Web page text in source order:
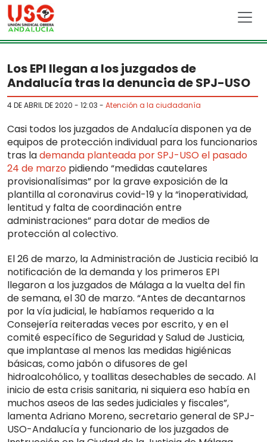
Skip to main content
Los EPI llegan a los juzgados de
Andalucía tras la denuncia de SPJ-USO
4 DE ABRIL DE 2020 - 12:03 - Atención a la ciudadanía
Casi todos los juzgados de Andalucía disponen ya de
equipos de protección individual para los funcionarios
tras lademanda planteada por SPJ-USO el pasado
24 de marzo pidiendo “medidas cautelares
provisionalísimas” por la grave exposición de la
plantilla al coronavirus covid-19 y la “inoperatividad,
lentitud y falta de coordinación entre
administraciones” para dotar de medios de
protección al colectivo.
El 26 de marzo, la Administración de Justicia recibió la
notificación de la demanda y los primeros EPI
llegaron a los juzgados de Málaga a la vuelta del fin
de semana, el 30 de marzo. “Antes de decantarnos
por la vía judicial, le habíamos requerido a la
Consejería reiteradas veces por escrito, y en el
comité específico de Seguridad y Salud de Justicia,
que implantase al menos las medidas higiénicas
básicas, como jabón o difusores de gel
hidroalcohólico, y toallitas desechables de secado. Al
inicio de esta crisis sanitaria, ni siquiera eso había en
muchos aseos de las sedes judiciales y fiscales”,
lamenta Adriano Moreno, secretario general de SPJ-
USO-Andalucía y funcionario de los juzgados de